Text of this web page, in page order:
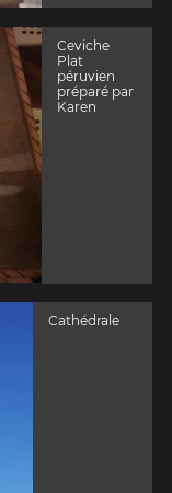
Ceviche
Plat
péruvien
préparé par
Karen
Cathédrale